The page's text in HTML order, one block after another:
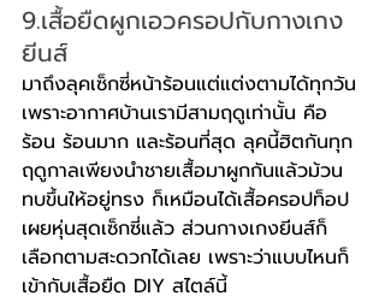
9.เสื้อยืดผูกเอวครอปกับกางเกง
ยีนส์
มาถึงลุคเซ็กซี่หน้าร้อนแต่แต่งตามได้ทุกวัน
เพราะอากาศบ้านเรามีสามฤดูเท่านั้น คือ
ร้อน ร้อนมาก และร้อนที่สุด ลุคนี้ฮิตกันทุก
ฤดูกาลเพียงนำชายเสื้อมาผูกกันแล้วม้วน
ทบขึ้นให้อยู่ทรง ก็เหมือนได้เสื้อครอปท็อป
เผยหุ่นสุดเซ็กซี่แล้ว ส่วนกางเกงยีนส์ก็
เลือกตามสะดวกได้เลย เพราะว่าแบบไหนก็
เข้ากับเสื้อยืด DIY สไตล์นี้